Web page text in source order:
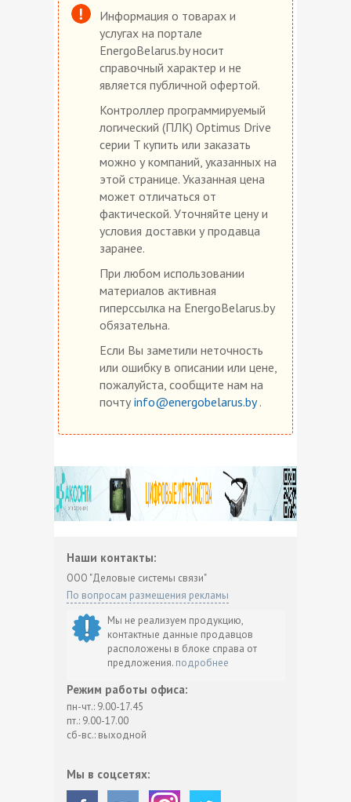
Информация о товарах и
услугах на портале
EnergoBelarus.by носит
справочный характер и не
является публичной офертой.
Контроллер программируемый
логический (ПЛК) Optimus Drive
серии T купить или заказать
можно у компаний, указанных на
этой странице. Указанная цена
может отличаться от
фактической. Уточняйте цену и
условия доставки у продавца
заранее.
При любом использовании
материалов активная
гиперссылка на EnergoBelarus.by
обязательна.
Если Вы заметили неточность
или ошибку в описании или цене,
пожалуйста, сообщите нам на
почту info@energobelarus.by.
Наши контакты:
ООО "Деловые системы связи"
По вопросам размещения рекламы
Мы не реализуем продукцию,
контактные данные продавцов
расположены в блоке справа от
предложения. подробнее
Режим работы офиса:
пн-чт.: 9.00-17.45
пт.: 9.00-17.00
сб-вс.: выходной
Мы в соцсетях: